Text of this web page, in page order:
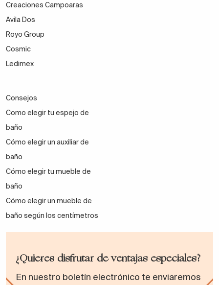
Creaciones Campoaras
Avila Dos
Royo Group
Cosmic
Ledimex
Consejos
Como elegir tu espejo de
baño
Cómo elegir un auxiliar de
baño
Cómo elegir tu mueble de
baño
Cómo elegir un mueble de
baño según los centímetros
¿Quieres disfrutar de ventajas especiales?
En nuestro boletín electrónico te enviaremos